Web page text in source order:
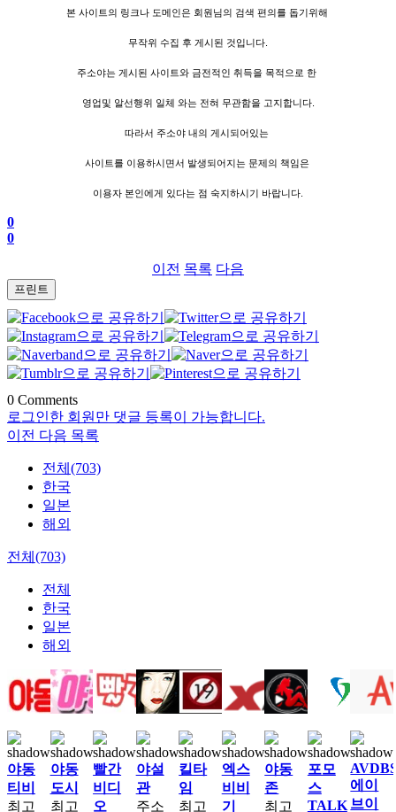
본 사이트의 링크나 도메인은 회원님의 검색 편의를 돕기위해
무작위 수집 후 게시된 것입니다.
주소야는 게시된 사이트와 금전적인 취득을 목적으로 한
영업및 알선행위 일체 와는 전혀 무관함을 고지합니다.
따라서 주소야 내의 게시되어있는
사이트를 이용하시면서 발생되어지는 문제의 책임은
이용자 본인에게 있다는 점 숙지하시기 바랍니다.
0
0
이전 목록 다음
프린트
0 Comments
로그인한 회원만 댓글 등록이 가능합니다.
이전 다음 목록
전체(703)
한국
일본
해외
전체(703)
전체
한국
일본
해외
야동
티비
최고
야동
도시
최고
빨간
비디
오
야설
관
주소
킬타
임
최고
엑스
비비
기
야동
존
최고
포모
스
TALK
에이
브이